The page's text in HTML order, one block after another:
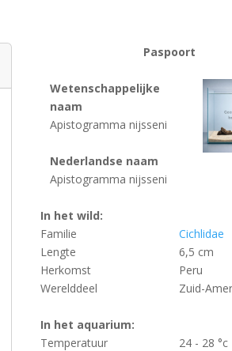
Paspoort
Wetenschappelijke
naam
Apistogramma nijsseni
Nederlandse naam
Apistogramma nijsseni
In het wild:
Familie
Cichlidae
Lengte
6,5 cm
Herkomst
Peru
Werelddeel
Zuid-
In het aquarium:
Temperatuur
24 - 28 °c